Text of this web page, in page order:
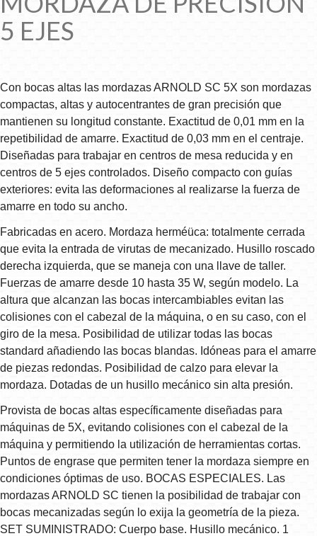
5 EJES
Con bocas altas las mordazas ARNOLD SC 5X son mordazas
compactas, altas y autocentrantes de gran precisión que
mantienen su longitud constante. Exactitud de 0,01 mm en la
repetibilidad de amarre. Exactitud de 0,03 mm en el centraje.
Diseñadas para trabajar en centros de mesa reducida y en
centros de 5 ejes controlados. Diseño compacto con guías
exteriores: evita las deformaciones al realizarse la fuerza de
amarre en todo su ancho.
Fabricadas en acero. Mordaza herméüca: totalmente cerrada
que evita la entrada de virutas de mecanizado. Husillo roscado
derecha izquierda, que se maneja con una llave de taller.
Fuerzas de amarre desde 10 hasta 35 W, según modelo. La
altura que alcanzan las bocas intercambiables evitan las
colisiones con el cabezal de la máquina, o en su caso, con el
giro de la mesa. Posibilidad de utilizar todas las bocas
standard añadiendo las bocas blandas. Idóneas para el amarre
de piezas redondas. Posibilidad de calzo para elevar la
mordaza. Dotadas de un husillo mecánico sin alta presión.
Provista de bocas altas específicamente diseñadas para
máquinas de 5X, evitando colisiones con el cabezal de la
máquina y permitiendo la utilización de herramientas cortas.
Puntos de engrase que permiten tener la mordaza siempre en
condiciones óptimas de uso. BOCAS ESPECIALES. Las
mordazas ARNOLD SC tienen la posibilidad de trabajar con
bocas mecanizadas según lo exija la geometría de la pieza.
SET SUMINISTRADO: Cuerpo base. Husillo mecánico. 1